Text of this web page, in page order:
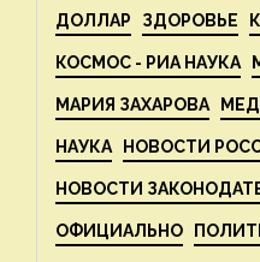
ДОЛЛАР ЗДОРОВЬЕ
КОСМОС - РИА НАУКА
МАРИЯ ЗАХАРОВА
НАУКА НОВОСТИ
НОВОСТИ
ОФИЦИАЛЬНО